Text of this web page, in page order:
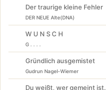
Der traurige kleine Fehler
DER NEUE Alte(DNA)
W U N S C H
G . . . .
Gründlich ausgemistet
Gudrun Nagel-Wiemer
Du weißt, wer gemeint ist.